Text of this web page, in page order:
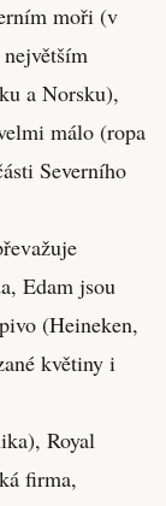
moři (v
a Norsku),
málo (ropa
Severního
Edam jsou
(Heineken,
květiny i
Royal
firma,